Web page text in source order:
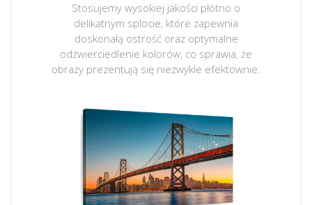
Stosujemy wysokiej jakości płótno o
delikatnym splocie, które zapewnia
doskonałą ostrość oraz optymalne
odzwierciedlenie kolorów, co sprawia, że
obrazy prezentują się niezwykle efektownie.